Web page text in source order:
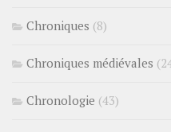
Chroniques (8)
Chroniques médiévales
Chronologie (43)